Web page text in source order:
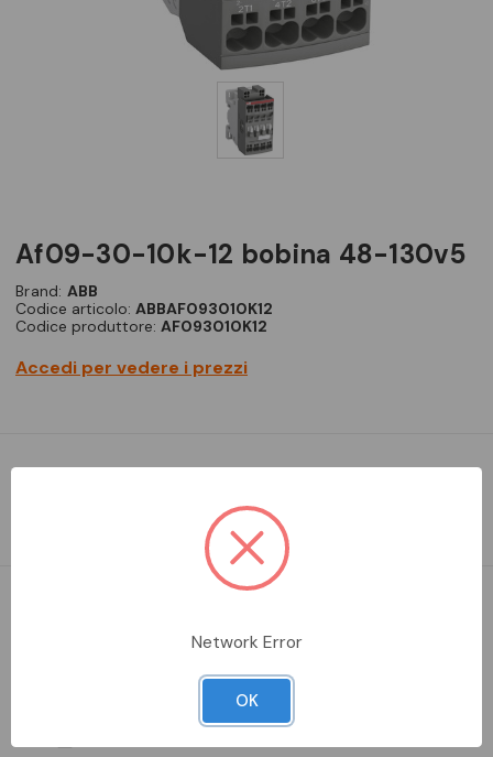
af09-30-10k-12 bobina 48-130v5
Brand: ABB
Codice articolo: ABBAF093010K12
Codice produttore: AF093010K12
Accedi per vedere i prezzi
Aggiungi alla comparazione
Network Error
OK